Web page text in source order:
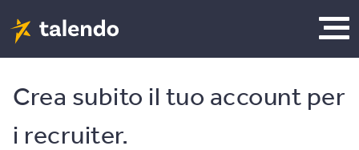
Crea subito il tuo account per
i recruiter.